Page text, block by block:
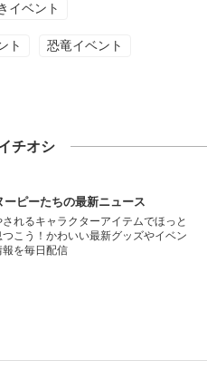
イベント
ト 恐竜イベント
チオシ
ーピーたちの最新ニュース
されるキャラクターアイテムでほっと
つこう！かわいい最新グッズやイベン
報を毎日配信